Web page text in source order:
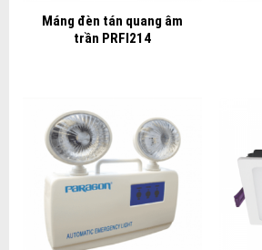
Máng đèn tán quang âm
trần PRFI214